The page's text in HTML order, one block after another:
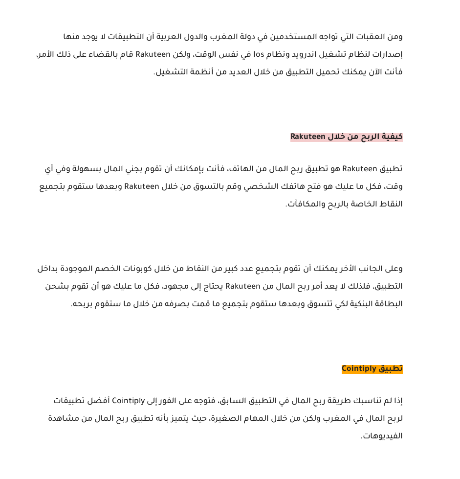
ومن العقبات التي تواجه المستخدمين في دولة المغرب والدول العربية أن التطبيقات لا يوجد منها
إصدارات لنظام تشغيل اندرويد ونظام Ios في نفس الوقت، ولكن Rakuteen قام بالقضاء على ذلك الأمر،
فأنت الآن يمكنك تحميل التطبيق من خلال العديد من أنظمة التشغيل.
كيفية الربح من خلال Rakuteen
تطبيق Rakuteen هو تطبيق ربح المال من الهاتف، فأنت بإمكانك أن تقوم بجني المال بسهولة وفي أي
وقت، فكل ما عليك هو فتح هاتفك الشخصي وقم بالتسوق من خلال Rakuteen وبعدها ستقوم بتجميع
النقاط الخاصة بالربح والمكافآت.
وعلى الجانب الأخر يمكنك أن تقوم بتجميع عدد كبير من النقاط من خلال كوبونات الخصم الموجودة بداخل
التطبيق، فلذلك لا يعد أمر ربح المال من Rakuteen يحتاج إلى مجهود، فكل ما عليك هو أن تقوم بشحن
البطاقة البنكية لكي تتسوق وبعدها ستقوم بتجميع ما قمت بصرفه من خلال ما ستقوم بربحه.
تطبيق Cointiply
إذا لم تناسبك طريقة ربح المال في التطبيق السابق، فتوجه على الفور إلى Cointiply أفضل
تطبيقات
لربح المال في المغرب ولكن من خلال المهام الصغيرة، حيث يتميز بأنه تطبيق ربح المال من مشاهدة
الفيديوهات.